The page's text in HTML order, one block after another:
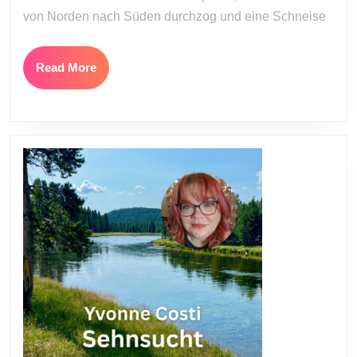
von Norden nach Süden durchzog und eine Schneise
Read MoreRead
More